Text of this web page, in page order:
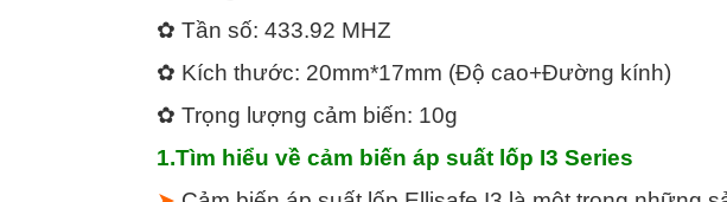
✿ Tần số: 433.92 MHZ
✿ Kích thước: 20mm*17mm (Độ cao+Đường kính)
✿ Trọng lượng cảm biến: 10g
1.Tìm hiểu về cảm biến áp suất lốp I3 Series